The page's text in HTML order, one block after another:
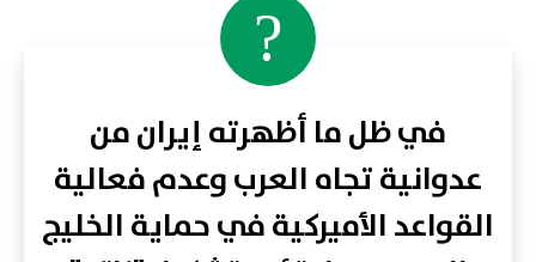
?
في ظل ما أظهرته إيران من
عدوانية تجاه العرب وعدم فعالية
القواعد الأميركية في حماية الخليج